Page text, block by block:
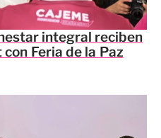
integral reciben
Feria de la Paz